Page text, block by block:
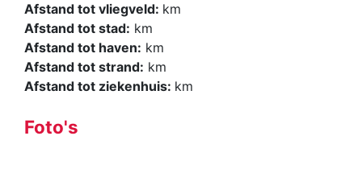
Afstand tot vliegveld: km
Afstand tot stad: km
Afstand tot haven: km
Afstand tot strand: km
Afstand tot ziekenhuis: km
Foto's